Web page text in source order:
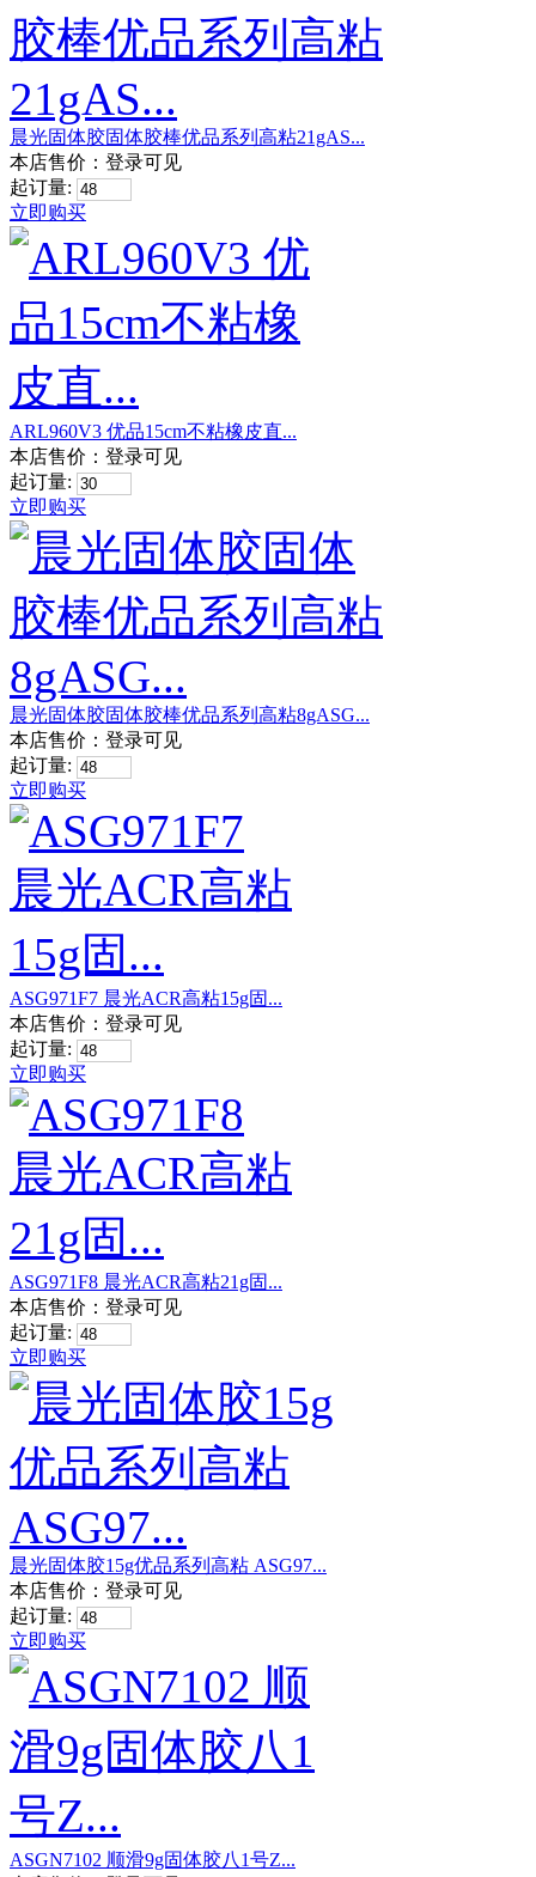
晨光固体胶固体胶棒优品系列高粘21gAS...
本店售价： 登录可见
起订量:
立即购买
ARL960V3 优品15cm不粘橡皮直...
本店售价： 登录可见
起订量:
立即购买
晨光固体胶固体胶棒优品系列高粘8gASG...
本店售价： 登录可见
起订量:
立即购买
ASG971F7 晨光ACR高粘15g固...
本店售价： 登录可见
起订量:
立即购买
ASG971F8 晨光ACR高粘21g固...
本店售价： 登录可见
起订量:
立即购买
晨光固体胶15g优品系列高粘 ASG97...
本店售价： 登录可见
起订量:
立即购买
ASGN7102 顺滑9g固体胶八1号Z...